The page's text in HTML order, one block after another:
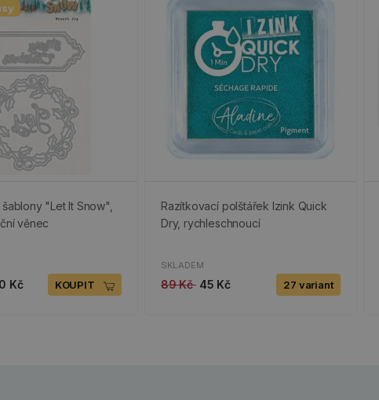
"Let It Snow",
věnec
Kč KOUPIT
Razítkovací polštářek Izink Quick
Dry, rychleschnoucí
SKLADEM
89 Kč 45 Kč 27 variant